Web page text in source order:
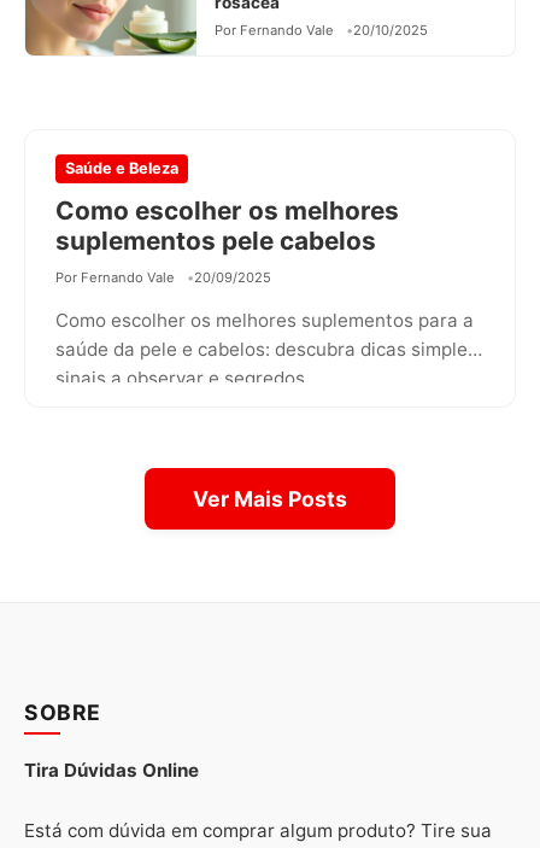
Por Fernando Vale 20/10/2025
Saúde e Beleza
Como escolher os melhores
suplementos pele cabelos
Por Fernando Vale 20/09/2025
Como escolher os melhores suplementos para a
saúde da pele e cabelos: descubra dicas simples,
sinais a observar e segredos…
Ver Mais Posts
SOBRE
Tira Dúvidas Online
Está com dúvida em comprar algum produto? Tire sua